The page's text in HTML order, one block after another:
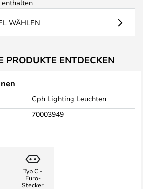
enthalten
WÄHLEN
PRODUKTE ENTDECKEN
Cph Lighting Leuchten
70003949
Typ C -
Euro-
Stecker